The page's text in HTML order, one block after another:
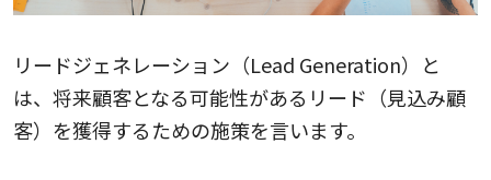
リードジェネレーション（Lead Generation）と
は、将来顧客となる可能性があるリード（見込み顧
客）を獲得するための施策を言います。